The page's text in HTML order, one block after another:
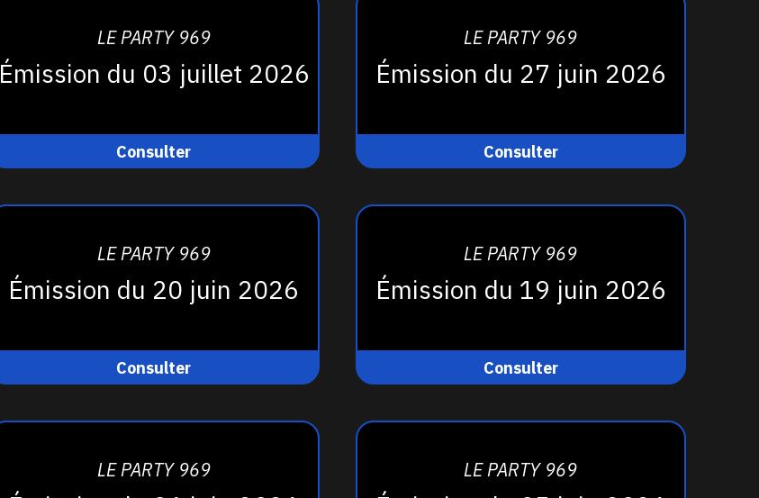
LE PARTY 969
Émission du 03 juillet 2026
Consulter
LE PARTY 969
Émission du 27 juin 2026
Consulter
LE PARTY 969
Émission du 20 juin 2026
Consulter
LE PARTY 969
Émission du 19 juin 2026
Consulter
LE PARTY 969 LE PARTY 969